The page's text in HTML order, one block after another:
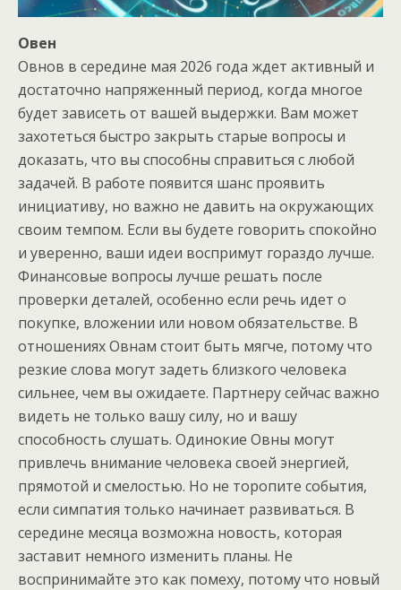
Овен
Овнов в середине мая 2026 года ждет активный и
достаточно напряженный период, когда многое
будет зависеть от вашей выдержки. Вам может
захотеться быстро закрыть старые вопросы и
доказать, что вы способны справиться с любой
задачей. В работе появится шанс проявить
инициативу, но важно не давить на окружающих
своим темпом. Если вы будете говорить спокойно
и уверенно, ваши идеи воспримут гораздо лучше.
Финансовые вопросы лучше решать после
проверки деталей, особенно если речь идет о
покупке, вложении или новом обязательстве. В
отношениях Овнам стоит быть мягче, потому что
резкие слова могут задеть близкого человека
сильнее, чем вы ожидаете. Партнеру сейчас важно
видеть не только вашу силу, но и вашу
способность слушать. Одинокие Овны могут
привлечь внимание человека своей энергией,
прямотой и смелостью. Но не торопите события,
если симпатия только начинает развиваться. В
середине месяца возможна новость, которая
заставит немного изменить планы. Не
воспринимайте это как помеху, потому что новый